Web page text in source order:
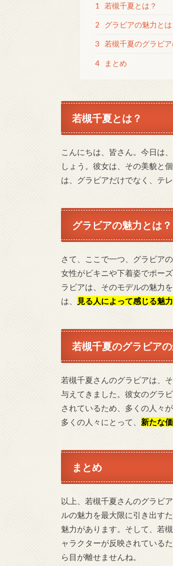
1 若槻千夏とは？
2 グラビアの魅力とは
3 若槻千夏のグラビ
4 まとめ
若槻千夏とは？
こんにちは、皆さん。今日は
しょう。彼女は、その美貌と
は、グラビアだけでなく、テ
グラビアの魅力とは？
さて、ここで一つ、グラビア
女性がビキニや下着姿でポー
ラビアは、そのモデルの魅力
は、
見る人によって感じる魅
若槻千夏のグラビア
若槻千夏さんのグラビアは、
与えてきました。彼女のグラ
されているため、多くの人々
多くの人々にとって、 新たな
まとめ
以上、若槻千夏さんのグラビ
ルの魅力を最大限に引き出す
魅力があります。そして、若
ャラクターが反映されている
ら目が離せませんね。